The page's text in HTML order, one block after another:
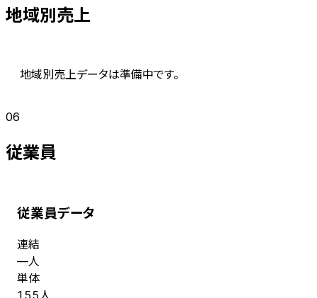
地域別売上
地域別売上データは準備中です。
06
従業員
従業員データ
連結
—人
単体
155 人